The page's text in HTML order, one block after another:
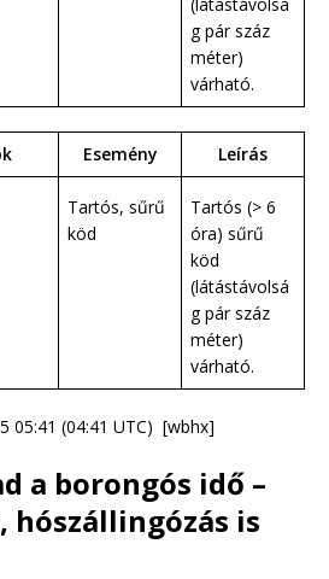
g pár száz
méter)
várható.
Esemény Leírás
Tartós, sűrű
köd
Tartós (> 6
óra) sűrű
köd
(látástávolsá
g pár száz
méter)
várható.
05:41 (04:41 UTC) [wbhx]
a borongós idő –
hószállingózás is